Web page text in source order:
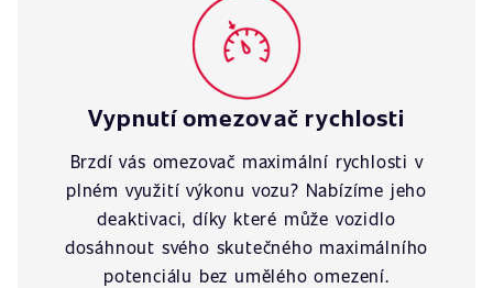
Vypnutí omezovač rychlosti
Brzdí vás omezovač maximální rychlosti v
plném využití výkonu vozu? Nabízíme jeho
deaktivaci, díky které může vozidlo
dosáhnout svého skutečného maximálního
potenciálu bez umělého omezení.